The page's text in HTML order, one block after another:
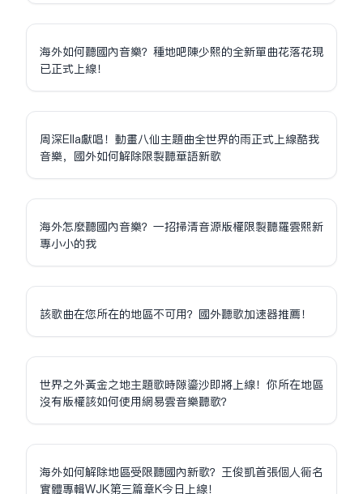
海外如何聽國內音樂？種地吧陳少熙的全新單曲花落花現
已正式上線！
周深Ella獻唱！動畫八仙主題曲全世界的雨正式上線酷我
音樂，國外如何解除限制聽華語新歌
海外怎麼聽國內音樂？一招掃清音源版權限制聽羅雲熙新
專小小的我
該歌曲在您所在的地區不可用？國外聽歌加速器推薦！
世界之外黃金之地主題歌時隙鎏沙即將上線！你所在地區
沒有版權該如何使用網易雲音樂聽歌？
海外如何解除地區受限聽國內新歌？王俊凱首張個人同名
實體專輯WJK第三篇章K今日上線！